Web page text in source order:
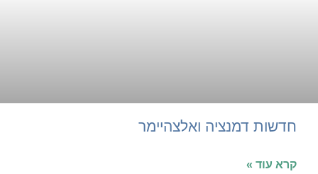
חדשות דמנציה ואלצהיימר
קרא עוד »